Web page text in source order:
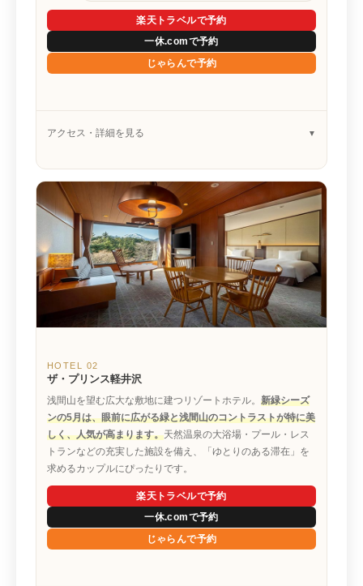
楽天トラベルで予約
一休.comで予約
じゃらんで予約
アクセス・詳細を見る
HOTEL 02
ザ・プリンス軽井沢
浅間山を望む広大な敷地に建つリゾートホテル。 新緑シーズ
ンの5月は、眼前に広がる緑と浅間山のコントラストが特に美
しく、人気が高まります。天然温泉の大浴場・プール・レス
トランなどの充実した施設を備え、「ゆとりのある滞在」を
求めるカップルにぴったりです。
楽天トラベルで予約
一休.comで予約
じゃらんで予約